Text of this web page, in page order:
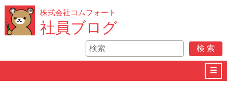
株式会社コムフォート
社員ブログ
☰